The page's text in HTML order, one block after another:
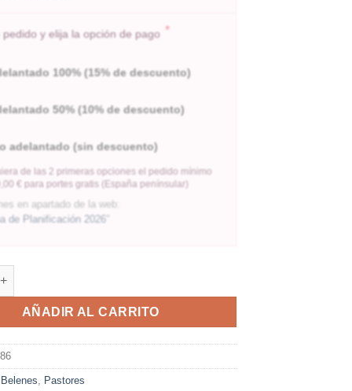
pedido y elija la opción de pago *
100% (15% de descuento)
50% (10% de descuento)
adelantado (sin descuento)
de las 2 primeras opciones el pedido mínimo
€ para portes gratis (España penínsular)
en apartado de la web:
de Planificación 2026 "
AÑADIR AL CARRITO
Belenes Pastores